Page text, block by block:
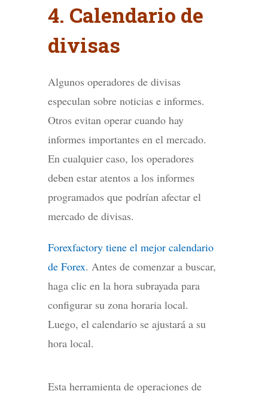
4. Calendario de
divisas
Algunos operadores de divisas
especulan sobre noticias e informes.
Otros evitan operar cuando hay
informes importantes en el mercado.
En cualquier caso, los operadores
deben estar atentos a los informes
programados que podrían afectar el
mercado de divisas.
Forexfactory tiene el mejor calendario
de Forex. Antes de comenzar a buscar,
haga clic en la hora subrayada para
configurar su zona horaria local.
Luego, el calendario se ajustará a su
hora local.
Esta herramienta de operaciones de